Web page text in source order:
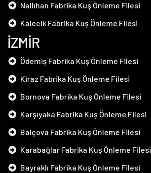
Nallıhan Fabrika Kuş Önleme Filesi
Kalecik Fabrika Kuş Önleme Filesi
İZMİR
Ödemiş Fabrika Kuş Önleme Filesi
Kiraz Fabrika Kuş Önleme Filesi
Bornova Fabrika Kuş Önleme Filesi
Karşıyaka Fabrika Kuş Önleme Filesi
Balçova Fabrika Kuş Önleme Filesi
Karabağlar Fabrika Kuş Önleme Filesi
Bayraklı Fabrika Kuş Önleme Filesi